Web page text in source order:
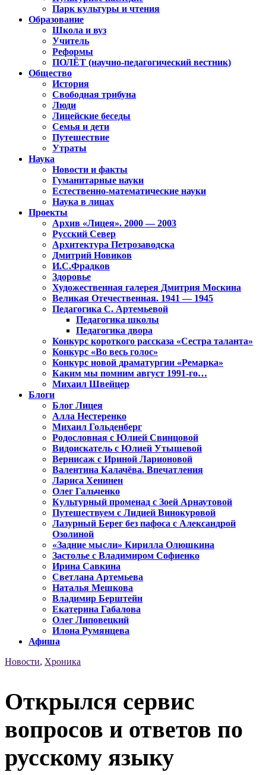
Парк культуры и чтения
Образование
Школа и вуз
Учитель
Реформы
ПОЛЁТ (научно-педагогический вестник)
Общество
История
Свободная трибуна
Люди
Лицейские беседы
Семья и дети
Путешествие
Утраты
Наука
Новости и факты
Гуманитарные науки
Естественно-математические науки
Наука в лицах
Проекты
Архив «Лицея». 2000 — 2003
Русский Север
Архитектура Петрозаводска
Дмитрий Новиков
И.С.Фрадков
Здоровье
Художественная галерея Дмитрия Москина
Великая Отечественная. 1941 — 1945
Педагогика С. Артемьевой
Педагогика школы
Педагогика двора
Конкурс короткого рассказа «Сестра таланта»
Конкурс «Во весь голос»
Конкурс новой драматургии «Ремарка»
Каким мы помним август 1991-го…
Михаил Швейцер
Блоги
Блог Лицея
Алла Нестеренко
Михаил Гольденберг
Родословная с Юлией Свинцовой
Видоискатель с Юлией Утышевой
Вернисаж с Ириной Ларионовой
Валентина Калачёва. Впечатления
Лариса Хенинен
Олег Гальченко
Культурный променад с Зоей Арнаутовой
Путешествуем с Лидией Винокуровой
Лазурный Берег без пафоса с Александрой
Озолиной
«Задние мысли» Кирилла Олюшкина
Застолье с Владимиром Софиенко
Ирина Савкина
Светлана Артемьева
Наталья Мешкова
Владимир Берштейн
Екатерина Габалова
Олег Липовецкий
Илона Румянцева
Афиша
Новости, Хроника
Открылся сервис
вопросов и ответов по
русскому языку